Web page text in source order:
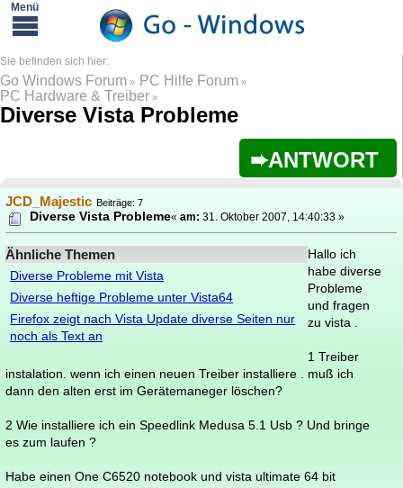
Go Windows Forum » PC Hilfe Forum »
PC Hardware & Treiber »
Diverse Vista Probleme
ANTWORT
JCD_Majestic Beiträge: 7
Diverse Vista Probleme«am: 31. Oktober 2007, 14:40:33 »
Ähnliche Themen
Diverse Probleme mit Vista
Diverse heftige Probleme unter Vista64
Firefox zeigt nach Vista Update diverse Seiten nur
noch als Text an
Hallo ich
habe diverse
Probleme
und fragen
zu vista .
1 Treiber
instalation. wenn ich einen neuen Treiber installiere . muß ich
dann den alten erst im Gerätemaneger löschen?
2 Wie installiere ich ein Speedlink Medusa 5.1 Usb ? Und bringe
es zum laufen ?
Habe einen One C6520 notebook und vista ultimate 64 bit